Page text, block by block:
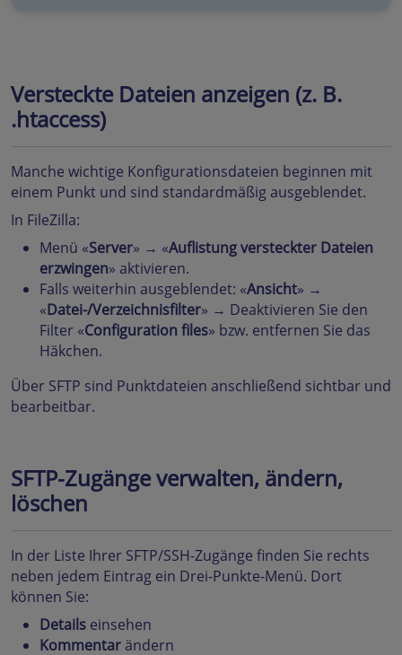
Versteckte Dateien anzeigen (z. B.
.htaccess)
Manche wichtige Konfigurationsdateien beginnen mit
einem Punkt und sind standardmäßig ausgeblendet.
In FileZilla:
Menü «Server» → «Auflistung versteckter Dateien
erzwingen» aktivieren.
Falls weiterhin ausgeblendet: «Ansicht» →
«Datei-/Verzeichnisfilter» → Deaktivieren Sie den
Filter «Configuration files» bzw. entfernen Sie das
Häkchen.
Über SFTP sind Punktdateien anschließend sichtbar und
bearbeitbar.
SFTP-Zugänge verwalten, ändern,
löschen
In der Liste Ihrer SFTP/SSH-Zugänge finden Sie rechts
neben jedem Eintrag ein Drei-Punkte-Menü. Dort
können Sie:
Details einsehen
Kommentar ändern